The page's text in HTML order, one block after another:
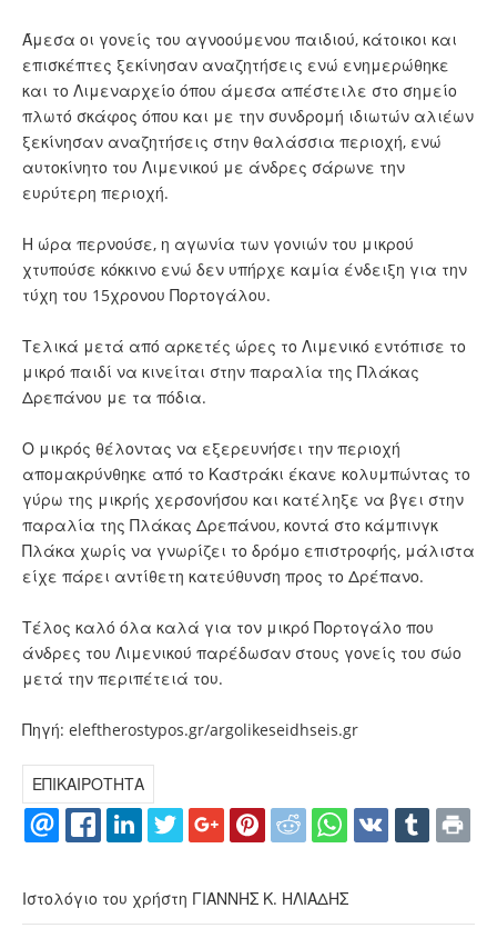
Άμεσα οι γονείς του αγνοούμενου παιδιού, κάτοικοι και
επισκέπτες ξεκίνησαν αναζητήσεις ενώ ενημερώθηκε
και το Λιμεναρχείο όπου άμεσα απέστειλε στο σημείο
πλωτό σκάφος όπου και με την συνδρομή ιδιωτών αλιέων
ξεκίνησαν αναζητήσεις στην θαλάσσια περιοχή, ενώ
αυτοκίνητο του Λιμενικού με άνδρες σάρωνε την
ευρύτερη περιοχή.
Η ώρα περνούσε, η αγωνία των γονιών του μικρού
χτυπούσε κόκκινο ενώ δεν υπήρχε καμία ένδειξη για την
τύχη του 15χρονου Πορτογάλου.
Τελικά μετά από αρκετές ώρες το Λιμενικό εντόπισε το
μικρό παιδί να κινείται στην παραλία της Πλάκας
Δρεπάνου με τα πόδια.
Ο μικρός θέλοντας να εξερευνήσει την περιοχή
απομακρύνθηκε από το Καστράκι έκανε κολυμπώντας το
γύρω της μικρής χερσονήσου και κατέληξε να βγει στην
παραλία της Πλάκας Δρεπάνου, κοντά στο κάμπινγκ
Πλάκα χωρίς να γνωρίζει το δρόμο επιστροφής, μάλιστα
είχε πάρει αντίθετη κατεύθυνση προς το Δρέπανο.
Τέλος καλό όλα καλά για τον μικρό Πορτογάλο που
άνδρες του Λιμενικού παρέδωσαν στους γονείς του σώο
μετά την περιπέτειά του.
Πηγή: eleftherostypos.gr/argolikeseidhseis.gr
ΕΠΙΚΑΙΡΟΤΗΤΑ
Ιστολόγιο του χρήστη ΓΙΑΝΝΗΣ Κ. ΗΛΙΑΔΗΣ